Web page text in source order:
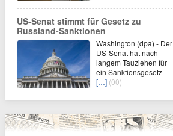
US-Senat stimmt für Gesetz zu
Russland-Sanktionen
Washington (dpa) - Der
US-Senat hat nach
langem Tauziehen für
ein Sanktionsgesetz
[…] (00)